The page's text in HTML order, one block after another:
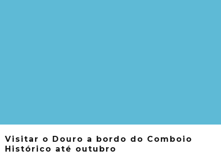
Visitar o Douro a bordo do Comboio
Histórico até outubro